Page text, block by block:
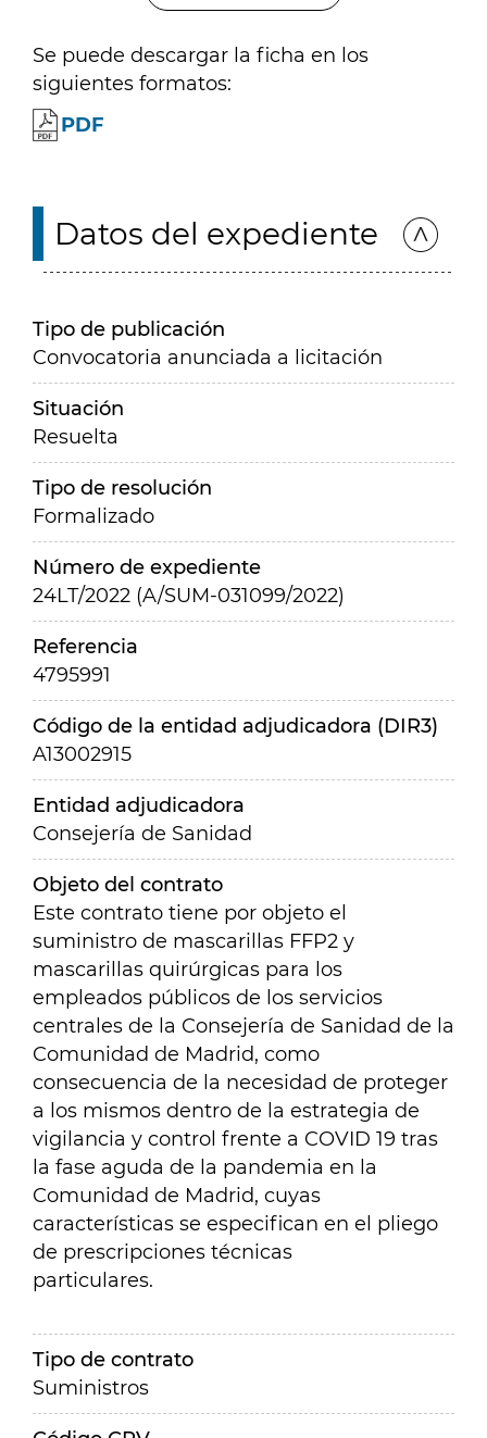
Se puede descargar la ficha en los
siguientes formatos:
PDF
Datos del expediente
Tipo de publicación
Convocatoria anunciada a licitación
Situación
Resuelta
Tipo de resolución
Formalizado
Número de expediente
24LT/2022 (A/SUM-031099/2022)
Referencia
4795991
Código de la entidad adjudicadora (DIR3)
A13002915
Entidad adjudicadora
Consejería de Sanidad
Objeto del contrato
Este contrato tiene por objeto el
suministro de mascarillas FFP2 y
mascarillas quirúrgicas para los
empleados públicos de los servicios
centrales de la Consejería de Sanidad de la
Comunidad de Madrid, como
consecuencia de la necesidad de proteger
a los mismos dentro de la estrategia de
vigilancia y control frente a COVID 19 tras
la fase aguda de la pandemia en la
Comunidad de Madrid, cuyas
características se especifican en el pliego
de prescripciones técnicas
particulares.
Tipo de contrato
Suministros